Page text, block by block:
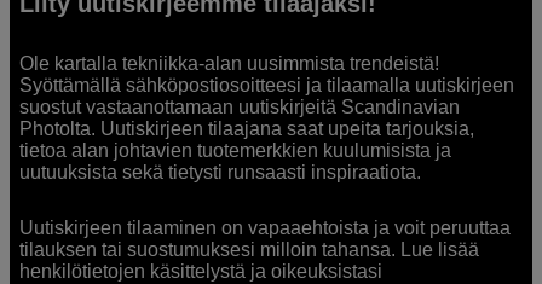
Ole kartalla tekniikka-alan uusimmista trendeistä!
Syöttämällä sähköpostiosoitteesi ja tilaamalla uutiskirjeen
suostut vastaanottamaan uutiskirjeitä Scandinavian
Photolta. Uutiskirjeen tilaajana saat upeita tarjouksia,
tietoa alan johtavien tuotemerkkien kuulumisista ja
uutuuksista sekä tietysti runsaasti inspiraatiota.
Uutiskirjeen tilaaminen on vapaaehtoista ja voit peruuttaa
tilauksen tai suostumuksesi milloin tahansa. Lue lisää
henkilötietojen käsittelystä ja oikeuksistasi